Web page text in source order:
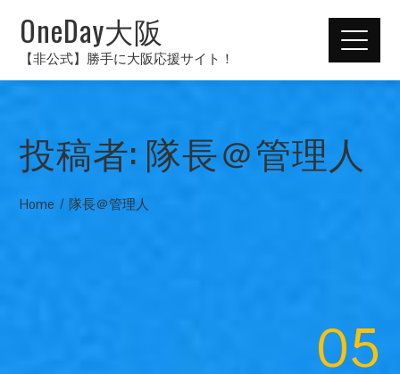
OneDay大阪
【非公式】勝手に大阪応援サイト！
投稿者: 隊長＠管理人
Home 隊長＠管理人
05